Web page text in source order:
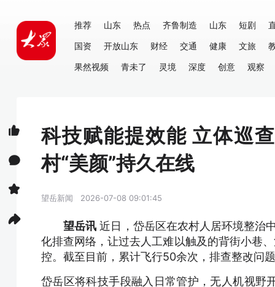
推荐 山东 热点 齐鲁制造 山东 短剧
国资
开放山东 财经 交通 健康 文旅
果然视频
青未了 灵境 深度 创意 观察
科技赋能提效能 立体巡
村“美颜”持久在线
望岳新闻 2026-07-08 09:01:45
望岳讯 近日，岱岳区在农村人居环境整治
化排查网络，让过去人工难以触及的背街小巷
控。截至目前，累计飞行50余次，排查整改问
岱岳区将科技手段融入日常管护，无人机视野